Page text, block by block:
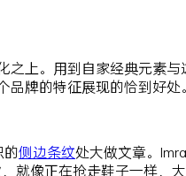
之上。用到自家经典元素
牌的特征展现的恰到好处。
的侧边条纹处大做文章。
，就像正在抢走鞋子一样，